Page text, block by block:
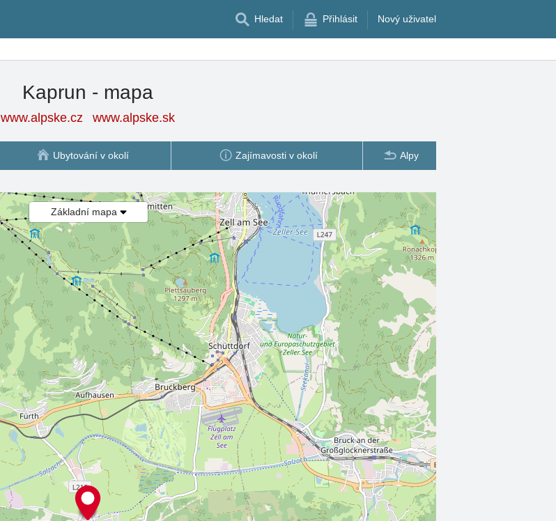
Hledat Přihlásit Nový uživatel
Kaprun - mapa
www.alpske.cz www.alpske.sk
Ubytování v okolí Zajímavosti v okolí Alpy
Základní mapa